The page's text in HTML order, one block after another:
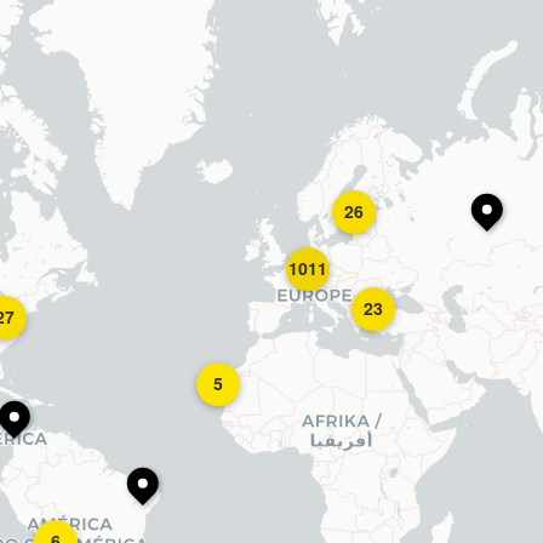
26
5
23
1011